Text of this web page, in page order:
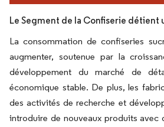
Le Segment de la Confiserie détient
La consommation de confiseries
augmenter, soutenue par la
développement du marché de
économique stable. De plus, les
des activités de recherche et
introduire de nouveaux produits avec